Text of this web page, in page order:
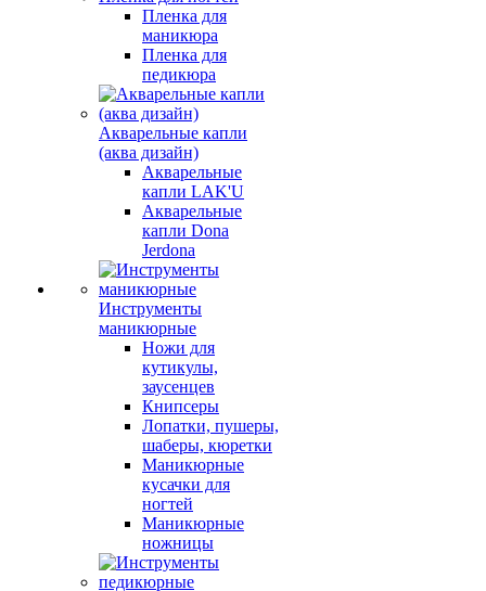
Пленка для
маникюра
Пленка для
педикюра
Акварельные капли
(аква дизайн)
Акварельные
капли LAK'U
Акварельные
капли Dona
Jerdona
Инструменты
маникюрные
Ножи для
кутикулы,
заусенцев
Книпсеры
Лопатки, пушеры,
шаберы, кюретки
Маникюрные
кусачки для
ногтей
Маникюрные
ножницы